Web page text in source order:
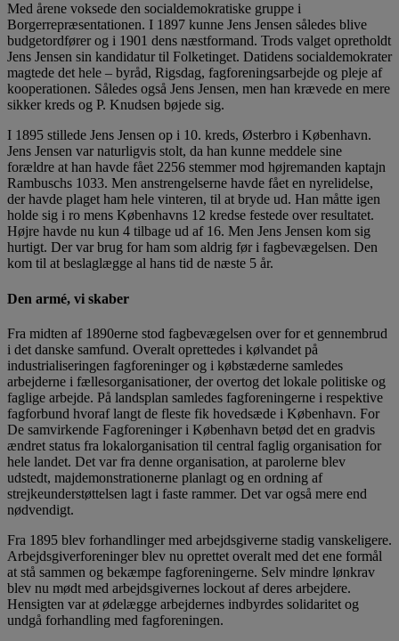
Med årene voksede den socialdemokratiske gruppe i
Borgerrepræsentationen. I 1897 kunne Jens Jensen således blive
budgetordfører og i 1901 dens næstformand. Trods valget opretholdt
Jens Jensen sin kandidatur til Folketinget. Datidens socialdemokrater
magtede det hele – byråd, Rigsdag, fagforeningsarbejde og pleje af
kooperationen. Således også Jens Jensen, men han krævede en mere
sikker kreds og P. Knudsen bøjede sig.
I 1895 stillede Jens Jensen op i 10. kreds, Østerbro i København.
Jens Jensen var naturligvis stolt, da han kunne meddele sine
forældre at han havde fået 2256 stemmer mod højremanden kaptajn
Rambuschs 1033. Men anstrengelserne havde fået en nyrelidelse,
der havde plaget ham hele vinteren, til at bryde ud. Han måtte igen
holde sig i ro mens Københavns 12 kredse festede over resultatet.
Højre havde nu kun 4 tilbage ud af 16. Men Jens Jensen kom sig
hurtigt. Der var brug for ham som aldrig før i fagbevægelsen. Den
kom til at beslaglægge al hans tid de næste 5 år.
Den armé, vi skaber
Fra midten af 1890erne stod fagbevægelsen over for et gennembrud
i det danske samfund. Overalt oprettedes i kølvandet på
industrialiseringen fagforeninger og i købstæderne samledes
arbejderne i fællesorganisationer, der overtog det lokale politiske og
faglige arbejde. På landsplan samledes fagforeningerne i respektive
fagforbund hvoraf langt de fleste fik hovedsæde i København. For
De samvirkende Fagforeninger i København betød det en gradvis
ændret status fra lokalorganisation til central faglig organisation for
hele landet. Det var fra denne organisation, at parolerne blev
udstedt, majdemonstrationerne planlagt og en ordning af
strejkeunderstøttelsen lagt i faste rammer. Det var også mere end
nødvendigt.
Fra 1895 blev forhandlinger med arbejdsgiverne stadig vanskeligere.
Arbejdsgiverforeninger blev nu oprettet overalt med det ene formål
at stå sammen og bekæmpe fagforeningerne. Selv mindre lønkrav
blev nu mødt med arbejdsgivernes lockout af deres arbejdere.
Hensigten var at ødelægge arbejdernes indbyrdes solidaritet og
undgå forhandling med fagforeningen.